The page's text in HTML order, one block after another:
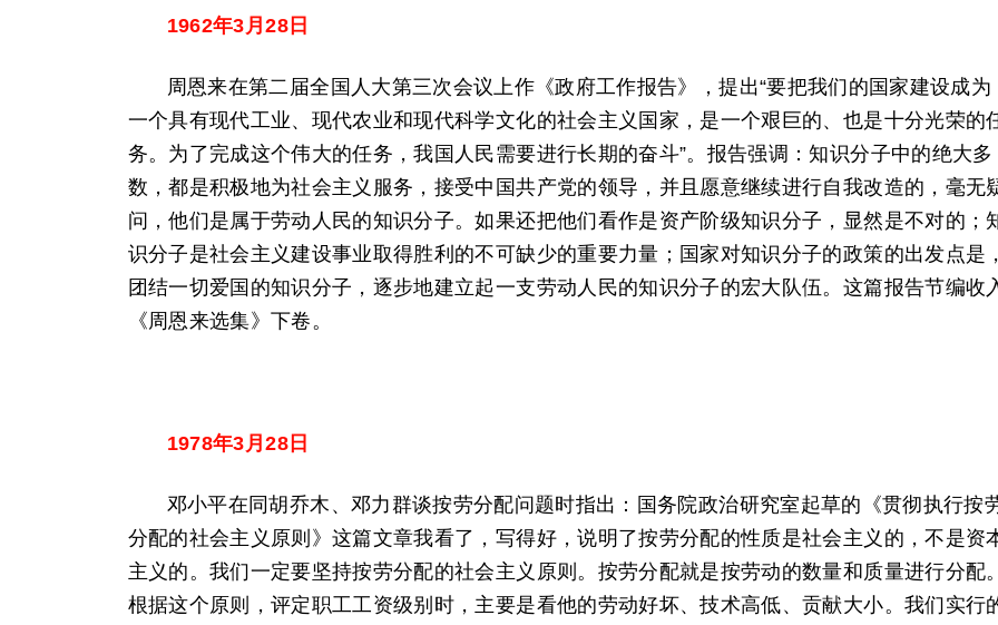
1962年3月28日
周恩来在第二届全国人大第三次会议上作《政府工作报告》，提出“要把我们的国家建设成为
一个具有现代工业、现代农业和现代科学文化的社会主义国家，是一个艰巨的、也是十分光荣的
务。为了完成这个伟大的任务，我国人民需要进行长期的奋斗”。报告强调：知识分子中的绝大多
数，都是积极地为社会主义服务，接受中国共产党的领导，并且愿意继续进行自我改造的，毫无
问，他们是属于劳动人民的知识分子。如果还把他们看作是资产阶级知识分子，显然是不对的；
识分子是社会主义建设事业取得胜利的不可缺少的重要力量；国家对知识分子的政策的出发点是，
团结一切爱国的知识分子，逐步地建立起一支劳动人民的知识分子的宏大队伍。这篇报告节编收
《周恩来选集》下卷。
1978年3月28日
邓小平在同胡乔木、邓力群谈按劳分配问题时指出：国务院政治研究室起草的《贯彻执行按
分配的社会主义原则》这篇文章我看了，写得好，说明了按劳分配的性质是社会主义的，不是资
主义的。我们一定要坚持按劳分配的社会主义原则。按劳分配就是按劳动的数量和质量进行分配。
根据这个原则，评定职工工资级别时，主要是看他的劳动好坏、技术高低、贡献大小。我们实行